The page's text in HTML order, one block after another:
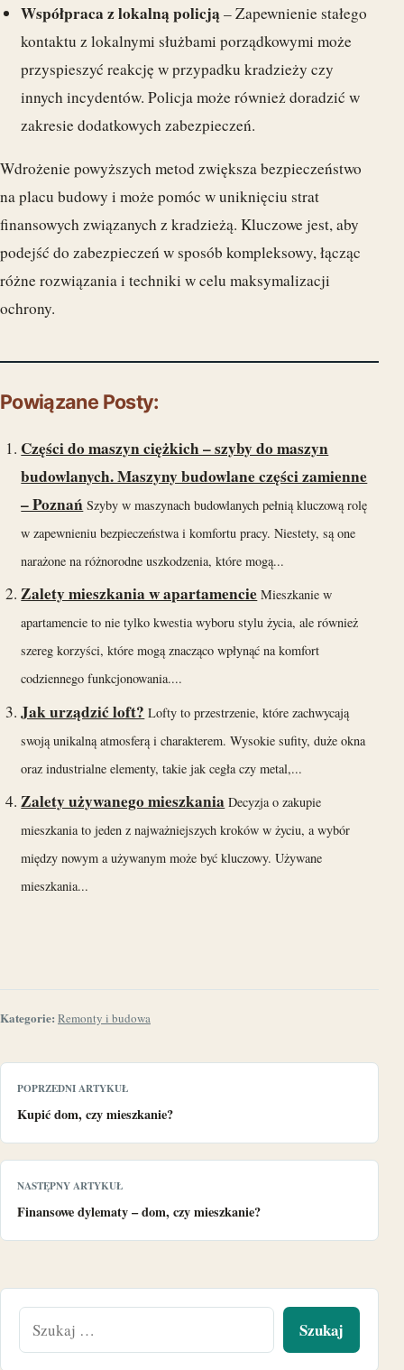
Współpraca z lokalną policją – Zapewnienie stałego
kontaktu z lokalnymi służbami porządkowymi może
przyspieszyć reakcję w przypadku kradzieży czy
innych incydentów. Policja może również doradzić w
zakresie dodatkowych zabezpieczeń.
Wdrożenie powyższych metod zwiększa bezpieczeństwo
na placu budowy i może pomóc w uniknięciu strat
finansowych związanych z kradzieżą. Kluczowe jest, aby
podejść do zabezpieczeń w sposób kompleksowy, łącząc
różne rozwiązania i techniki w celu maksymalizacji
ochrony.
Powiązane Posty:
Części do maszyn ciężkich – szyby do maszyn
budowlanych. Maszyny budowlane części zamienne
– Poznań Szyby w maszynach budowlanych pełnią kluczową rolę
w zapewnieniu bezpieczeństwa i komfortu pracy. Niestety, są one
narażone na różnorodne uszkodzenia, które mogą...
Zalety mieszkania w apartamencie Mieszkanie w
apartamencie to nie tylko kwestia wyboru stylu życia, ale również
szereg korzyści, które mogą znacząco wpłynąć na komfort
codziennego funkcjonowania....
Jak urządzić loft? Lofty to przestrzenie, które zachwycają
swoją unikalną atmosferą i charakterem. Wysokie sufity, duże okna
oraz industrialne elementy, takie jak cegła czy metal,...
Zalety używanego mieszkania Decyzja o zakupie
mieszkania to jeden z najważniejszych kroków w życiu, a wybór
między nowym a używanym może być kluczowy. Używane
mieszkania...
Kategorie: Remonty i budowa
POPRZEDNI ARTYKUŁ
Kupić dom, czy mieszkanie?
NASTĘPNY ARTYKUŁ
Finansowe dylematy – dom, czy mieszkanie?